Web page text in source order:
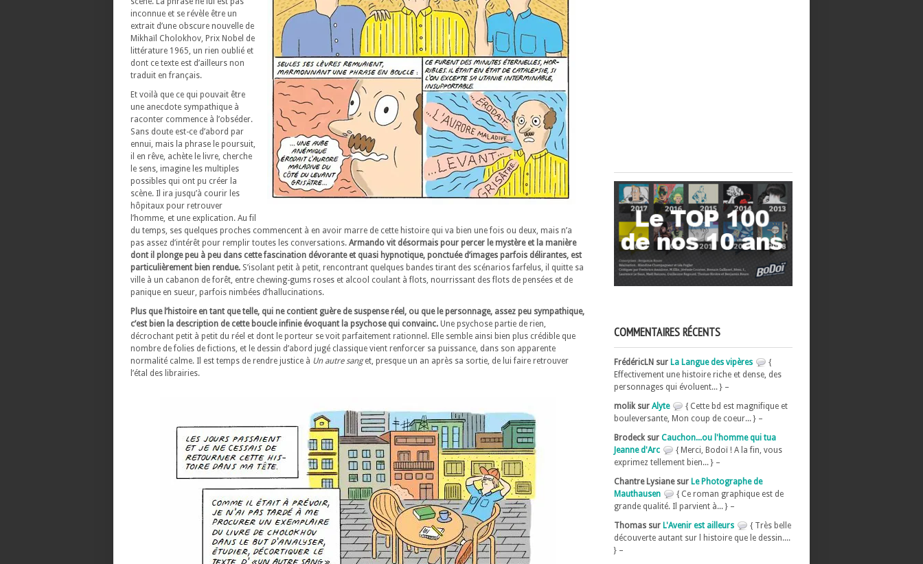
inconnue et se révèle être un
extrait d’une obscure nouvelle de
Mikhaïl Cholokhov, Prix Nobel de
littérature 1965, un rien oublié et
dont ce texte est d’ailleurs non
traduit en français.
Et voilà que ce qui pouvait être
une anecdote sympathique à
raconter commence à l’obséder.
Sans doute est-ce d’abord par
ennui, mais la phrase le poursuit,
il en rêve, achète le livre, cherche
le sens, imagine les multiples
possibles qui ont pu créer la
scène. Il ira jusqu’à courir les
hôpitaux pour retrouver
l’homme, et une explication. Au fil
du temps, ses quelques proches commencent à en avoir marre de cette histoire qui va bien une fois ou deux, mais n’a
pas assez d’intérêt pour remplir toutes les conversations. Armando vit désormais pour percer le mystère et la manière
dont il plonge peu à peu dans cette fascination dévorante et quasi hypnotique, ponctuée d’images parfois délirantes, est
particulièrement bien rendue. S’isolant petit à petit, rencontrant quelques bandes tirant des scénarios farfelus, il quitte sa
ville à un cabanon de forêt, entre chewing-gums roses et alcool coulant à flots, nourrissant des flots de pensées et de
panique en sueur, parfois nimbées d’hallucinations.
Plus que l’histoire en tant que telle, qui ne contient guère de suspense réel, ou que le personnage, assez peu sympathique,
c’est bien la description de cette boucle infinie évoquant la psychose qui convainc. Une psychose partie de rien,
décrochant petit à petit du réel et dont le porteur se voit parfaitement rationnel. Elle semble ainsi bien plus crédible que
nombre de folies de fictions, et le dessin d’abord jugé classique vient renforcer sa puissance, dans son apparente
normalité calme. Il est temps de rendre justice à Un autre sanget, presque un an après sa sortie, de lui faire retrouver
l’étal des librairies.
COMMENTAIRES RÉCENTS
FrédéricLN sur La Langue des vipères
{
Effectivement une histoire riche et dense, des
personnages qui évoluent... } –
molik sur Alyte
{ Cette bd est magnifique et
bouleversante, Mon coup de coeur... } –
Brodeck sur Cauchon...ou l'homme qui tua
Jeanne d'Arc
{ Merci, Bodoï ! A la fin, vous
exprimez tellement bien... } –
Chantre Lysiane sur Le Photographe de
Mauthausen
{ Ce roman graphique est de
grande qualité. Il parvient à... } –
Thomas sur L'Avenir est ailleurs
{ Très belle
découverte autant sur l histoire que le dessin....
} –